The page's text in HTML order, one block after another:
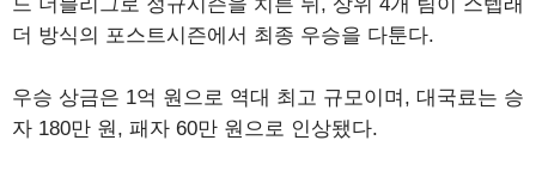
더 방식의 포스트시즌에서 최종 우승을 다툰다.
우승 상금은 1억 원으로 역대 최고 규모이며, 대국료는 승
자 180만 원, 패자 60만 원으로 인상됐다.